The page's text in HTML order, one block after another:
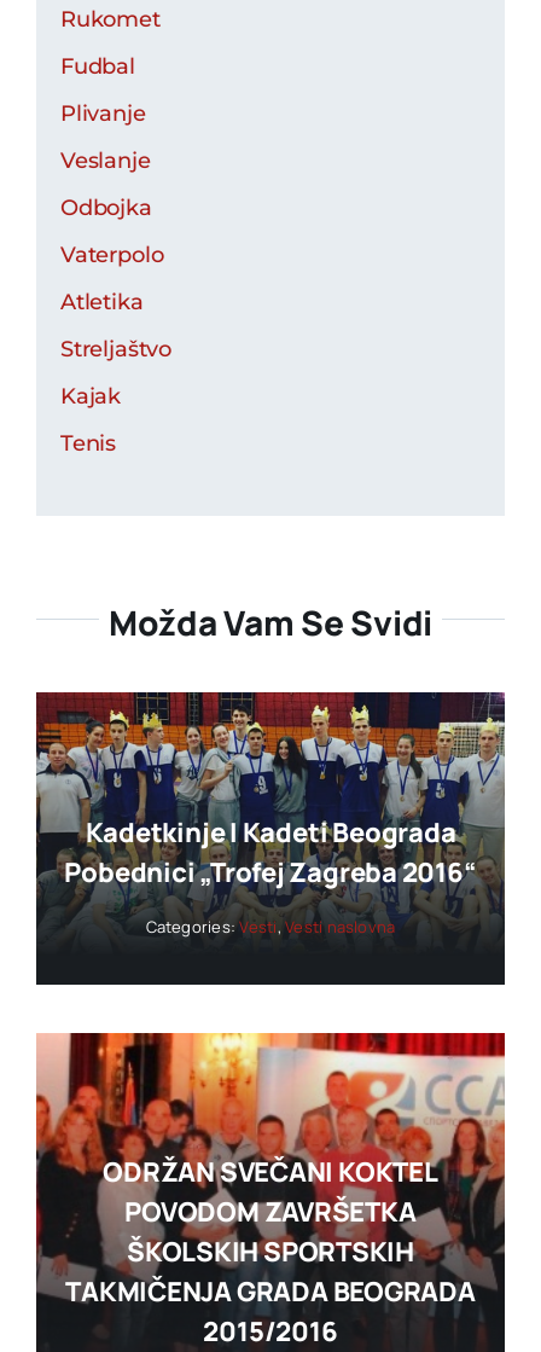
Rukomet
Fudbal
Plivanje
Veslanje
Odbojka
Vaterpolo
Atletika
Streljaštvo
Kajak
Tenis
Možda Vam Se Svidi
Kadetkinje I Kadeti Beograda
Pobednici „trofej Zagreba 2016“
Categories:Vesti,Vesti naslovna
ODRŽAN SVEČANI KOKTEL
POVODOM ZAVRŠETKA
ŠKOLSKIH SPORTSKIH
TAKMIČENJA GRADA BEOGRADA
2015/2016